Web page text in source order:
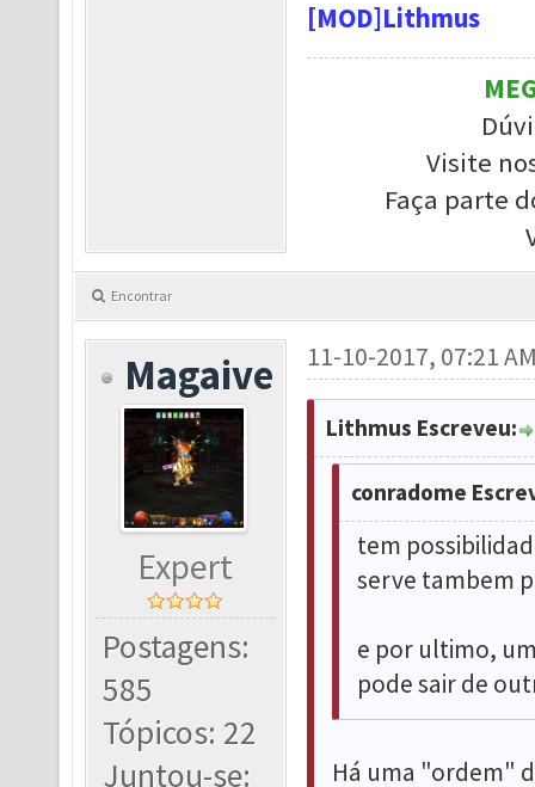
[MOD]Lithmus
Visite
Faça parte
Encontrar
Magaive
Expert
Postagens:
585
Tópicos: 22
Juntou-se:
11-10-2017, 07:21
Lithmus Escreveu:
conradome
tem
serve tambem
e por ultimo,
pode sair de
Há uma "ordem"